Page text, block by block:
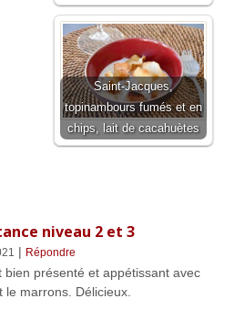
Saint-Jacques,
topinambours fumés et en
chips, lait de cacahuètes
niveau 2 et 3
| Répondre
bien présenté et appétissant avec
le marrons. Délicieux.